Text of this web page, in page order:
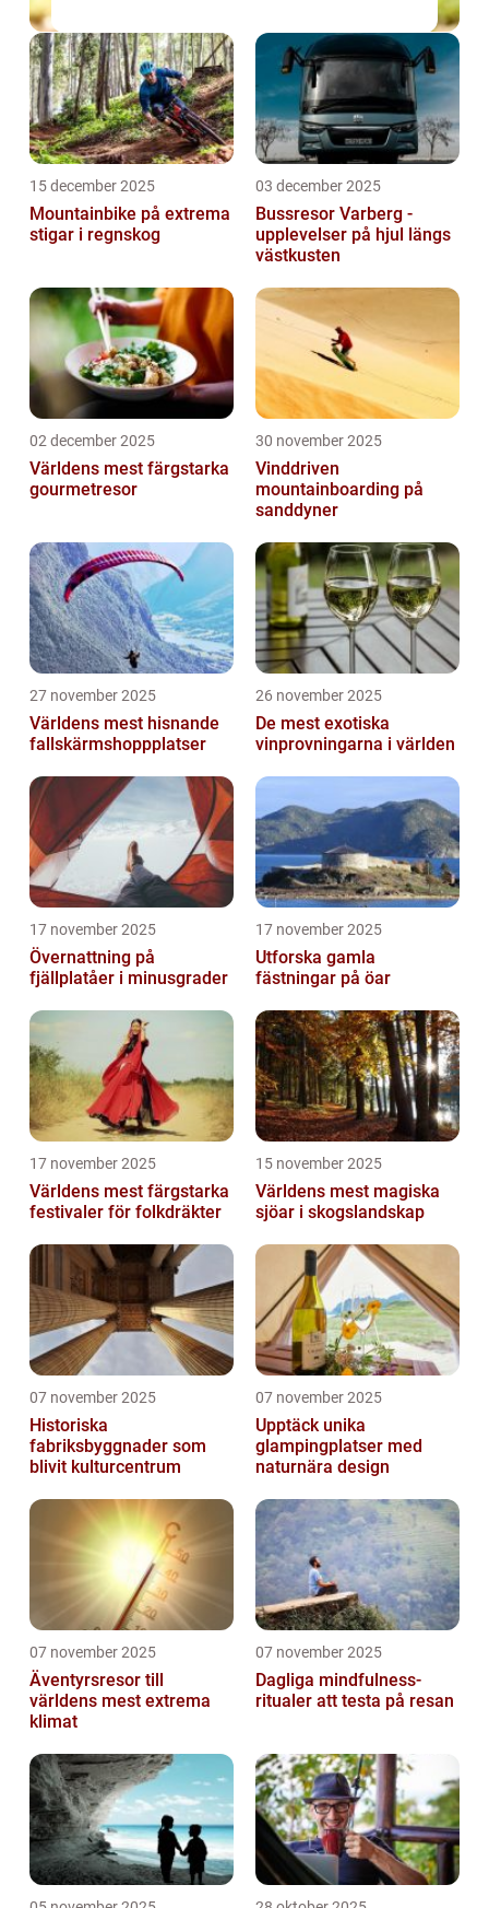
15 december 2025
Mountainbike på extrema
stigar i regnskog
03 december 2025
Bussresor Varberg -
upplevelser på hjul längs
västkusten
02 december 2025
Världens mest färgstarka
gourmetresor
30 november 2025
Vinddriven
mountainboarding på
sanddyner
27 november 2025
Världens mest hisnande
fallskärmshoppplatser
26 november 2025
De mest exotiska
vinprovningarna i världen
17 november 2025
Övernattning på
fjällplatåer i minusgrader
17 november 2025
Utforska gamla
fästningar på öar
17 november 2025
Världens mest färgstarka
festivaler för folkdräkter
15 november 2025
Världens mest magiska
sjöar i skogslandskap
07 november 2025
Historiska
fabriksbyggnader som
blivit kulturcentrum
07 november 2025
Upptäck unika
glampingplatser med
naturnära design
07 november 2025
Äventyrsresor till
världens mest extrema
klimat
07 november 2025
Dagliga mindfulness-
ritualer att testa på resan